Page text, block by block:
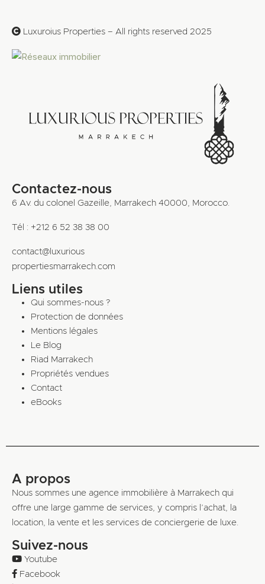
Luxuroius Properties – All rights reserved 2025
Contactez-nous
6 Av. du colonel Gazeille, Marrakech 40000, Morocco.
Tél : +212 6 52 38 38 00
contact@luxurious
propertiesmarrakech.com
Liens utiles
Qui sommes-nous ?
Protection de données
Mentions légales
Le Blog
Riad Marrakech
Propriétés vendues
Contact
eBooks
A propos
Nous sommes une agence immobilière à Marrakech qui
offre une large gamme de services, y compris l’achat, la
location, la vente et les services de conciergerie de luxe.
Suivez-nous
Youtube
Facebook